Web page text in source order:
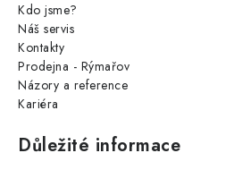
Kdo jsme?
Náš servis
Kontakty
Prodejna - Rýmařov
Názory a reference
Kariéra
Důležité informace